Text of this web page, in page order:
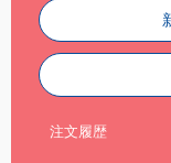
注文履歴